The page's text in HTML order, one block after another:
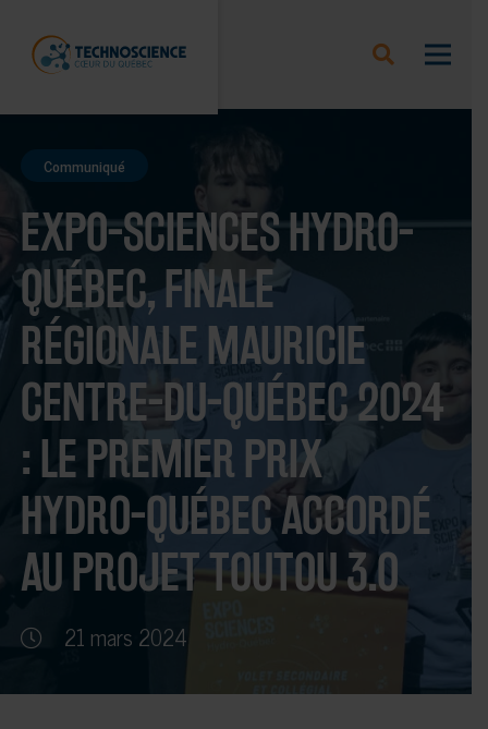
Communiqué
EXPO-SCIENCES HYDRO-
QUÉBEC, FINALE
RÉGIONALE MAURICIE
CENTRE-DU-QUÉBEC 2024
: LE PREMIER PRIX
HYDRO-QUÉBEC ACCORDÉ
AU PROJET TOUTOU 3.0
21 mars 2024